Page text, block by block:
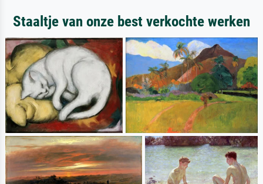
Staaltje van onze best verkochte werken